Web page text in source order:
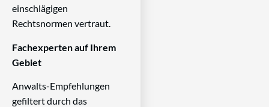
einschlägigen
Rechtsnormen vertraut.
Fachexperten auf Ihrem
Gebiet
Anwalts-Empfehlungen
gefiltert durch das